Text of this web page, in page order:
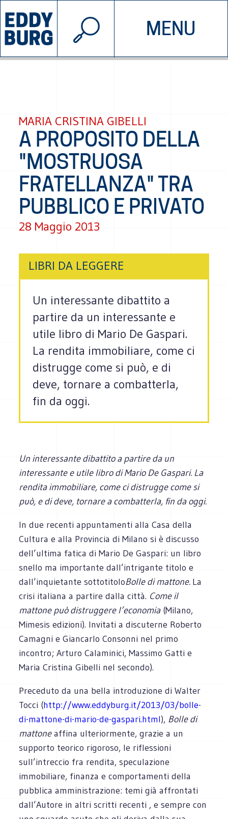
MENU
INIZIATIVE CHI SIAMO
© 2026 EDDYBURG
MARIA CRISTINA GIBELLI
A PROPOSITO DELLA
"MOSTRUOSA
FRATELLANZA" TRA
PUBBLICO E PRIVATO
28 Maggio 2013
LIBRI DA LEGGERE
Un interessante dibattito a
partire da un interessante e
utile libro di Mario De Gaspari.
La rendita immobiliare, come ci
distrugge come si può, e di
deve, tornare a combatterla,
fin da oggi.
Un interessante dibattito a partire da un
interessante e utile libro di Mario De Gaspari. La
rendita immobiliare, come ci distrugge come si
può, e di deve, tornare a combatterla, fin da oggi.
In due recenti appuntamenti alla Casa della
Cultura e alla Provincia di Milano si è discusso
dell’ultima fatica di Mario De Gaspari: un libro
snello ma importante dall’intrigante titolo e
dall’inquietante sottotitoloBolle di mattone. La
crisi italiana a partire dalla città. Come il
mattone può distruggere l’economia(Milano,
Mimesis edizioni). Invitati a discuterne Roberto
Camagni e Giancarlo Consonni nel primo
incontro; Arturo Calaminici, Massimo Gatti e
Maria Cristina Gibelli nel secondo).
Preceduto da una bella introduzione di Walter
Tocci (http://www.eddyburg.it/2013/03/bolle-
di-mattone-di-mario-de-gaspari.html), Bolle di
mattoneaffina ulteriormente, grazie a un
supporto teorico rigoroso, le riflessioni
sull’intreccio fra rendita, speculazione
immobiliare, finanza e comportamenti della
pubblica amministrazione: temi già affrontati
dall’Autore in altri scritti recenti , e sempre con